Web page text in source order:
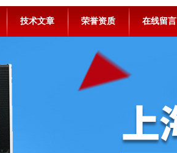
技术文章 荣誉资质 在线留言